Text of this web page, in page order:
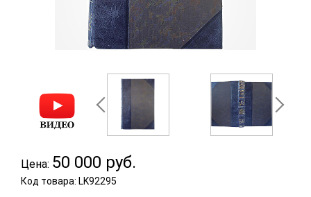
Цена: 50 000 руб.
Код товара: LK92295